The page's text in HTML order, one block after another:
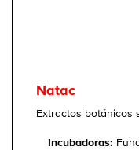
Natac
Extractos botánicos
Incubadoras: